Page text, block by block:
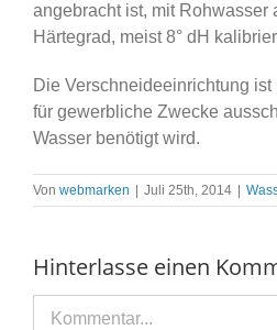
angebracht ist, mit Rohwasser
Härtegrad, meist 8° dH
Die Verschneideeinrichtung
für gewerbliche Zwecke
Wasser benötigt wird.
Von webmarken Juli 25th, 2014
Hinterlasse einen